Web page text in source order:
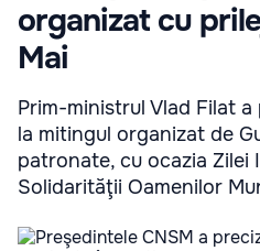
organizat cu
Mai
Prim-ministrul Vlad Filat
la mitingul organizat de
patronate, cu ocazia Zilei
Solidarităţii Oamenilor